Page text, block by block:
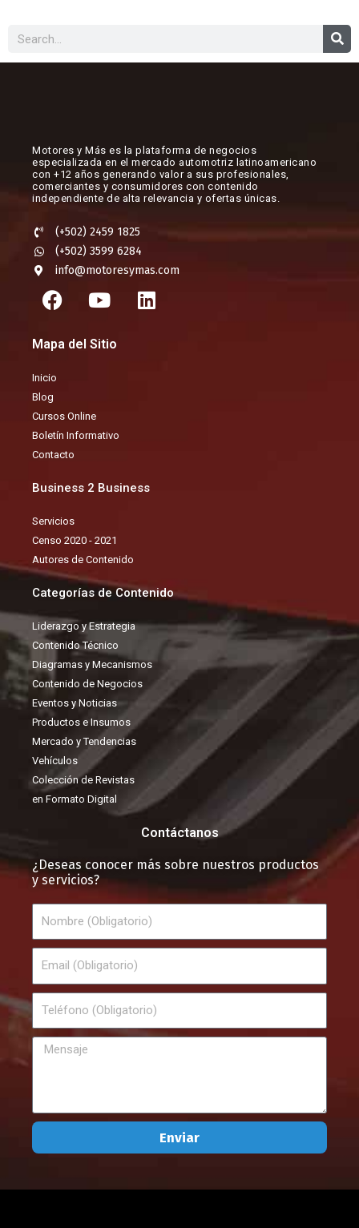
Buscar
Motores y Más es la plataforma de negocios
especializada en el mercado automotriz latinoamericano
con +12 años generando valor a sus profesionales,
comerciantes y consumidores con contenido
independiente de alta relevancia y ofertas únicas.​
(+502) 2459 1825
(+502) 3599 6284
info@motoresymas.com
F
a
e
o
o
k
Y
o
t
L
i
Mapa del Sitio
Inicio
Blog
Cursos Online
Boletín Informativo
Contacto
Business 2 Business
Servicios
Censo 2020 - 2021
Autores de Contenido
Categorías de Contenido
Liderazgo y Estrategia
Contenido Técnico
Diagramas y Mecanismos
Contenido de Negocios
Eventos y Noticias
Productos e Insumos
Mercado y Tendencias
Vehículos
Colección de Revistas
en Formato Digital
Contáctanos
¿Deseas conocer más sobre nuestros productos
y servicios?
Teléfono
Mensaje
Enviar